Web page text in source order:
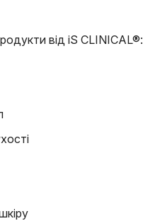
від iS CLINICAL®: